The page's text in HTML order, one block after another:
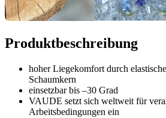
Produktbeschreibung
hoher Liegekomfort durch
Schaumkern
einsetzbar bis –30 Grad
VAUDE setzt sich weltweit für
Arbeitsbedingungen ein